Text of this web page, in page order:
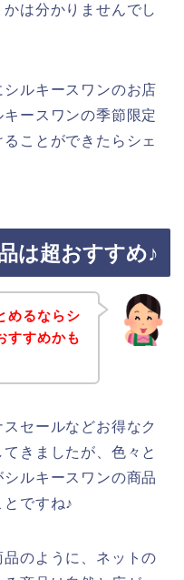
は分かりませんでし
ルキースワンのお店
ースワンの季節限定
ことができたらシェ
は超おすすめ♪
めるならシ
すすめかも
セールなどお得なク
きましたが、色々と
ルキースワンの商品
ですね♪
のように、ネットの